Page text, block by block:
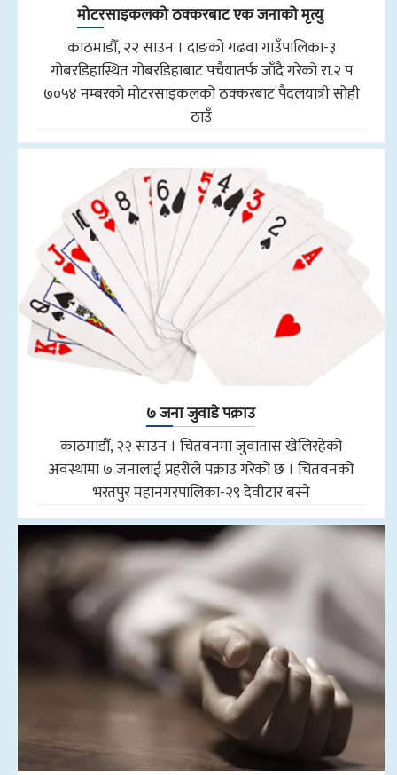
मोटरसाइकलको ठक्करबाट एक जनाको मृत्यु
काठमाडौँ, २२ साउन । दाङको गढवा गाउँपालिका-३
गोबरडिहास्थित गोबरडिहाबाट पचैयातर्फ जाँदै गरेको रा.२ प
७०५४ नम्बरको मोटरसाइकलको ठक्करबाट पैदलयात्री सोही
ठाउँ
७ जना जुवाडे पक्राउ
काठमाडौँ, २२ साउन । चितवनमा जुवातास खेलिरहेको
अवस्थामा ७ जनालाई प्रहरीले पक्राउ गरेको छ । चितवनको
भरतपुर महानगरपालिका-२९ देवीटार बस्ने